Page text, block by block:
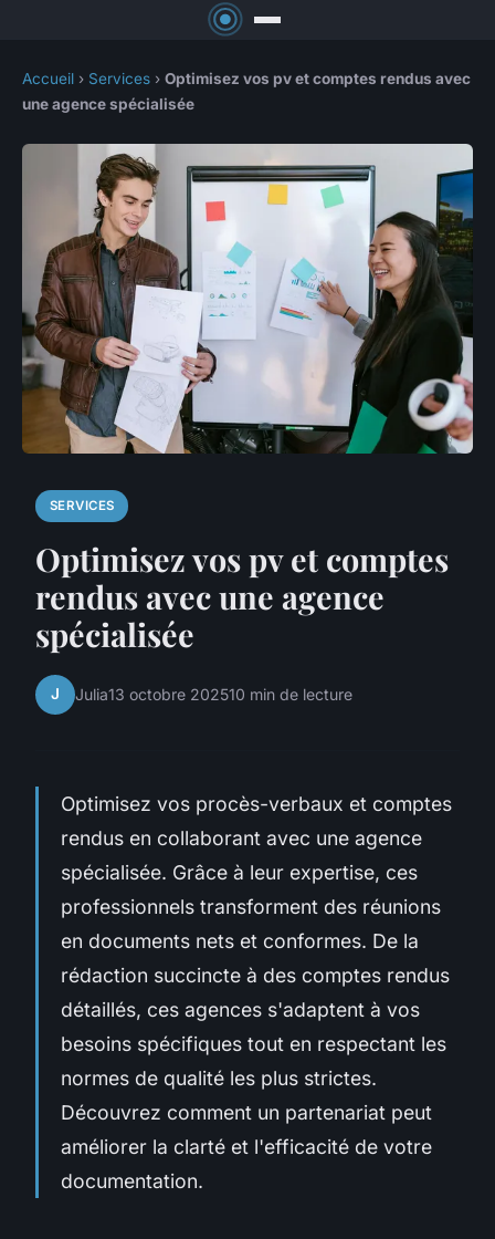
Accueil › Services › Optimisez vos pv et comptes rendus avec
une agence spécialisée
SERVICES
Optimisez vos pv et comptes
rendus avec une agence
spécialisée
J Julia13 octobre 202510 min de lecture
Optimisez vos procès-verbaux et comptes
rendus en collaborant avec une agence
spécialisée. Grâce à leur expertise, ces
professionnels transforment des réunions
en documents nets et conformes. De la
rédaction succincte à des comptes rendus
détaillés, ces agences s'adaptent à vos
besoins spécifiques tout en respectant les
normes de qualité les plus strictes.
Découvrez comment un partenariat peut
améliorer la clarté et l'efficacité de votre
documentation.